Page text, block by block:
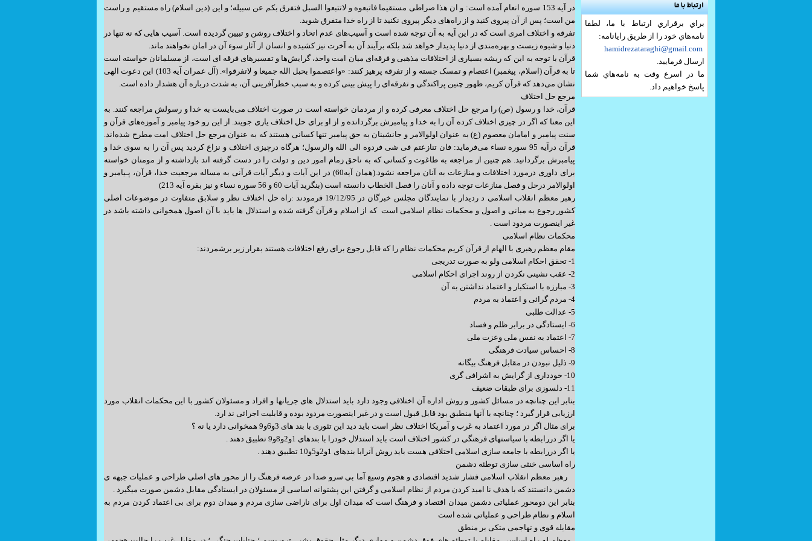
ارتباط با ما
براي برقراري ارتباط با ما، لطفا
نامه‌هاي خود را از طريق رايانامه:
hamidrezataraghi@gmail.com
ارسال فرماييد.
ما در اسرع وقت به نامه‌هاي شما
پاسخ خواهيم داد.
در آیه 153 سوره انعام آمده است: و ان هذا صراطی مستقیما فاتبعوه و لاتتبعوا السبل فتفرق بکم عن سبیله؛ و این (دین اسلام) راه مستقیم و راست
من است؛ پس از آن پیروی کنید و از راه‌های دیگر پیروی نکنید تا از راه خدا متفرق شوید.
تفرقه و اختلاف امری است که در این آیه به آن توجه شده است و آسیب‌های عدم اتحاد و اختلاف روشن و تبیین گردیده است. آسیب هایی که نه تنها در
دنیا و شیوه زیست و بهره‌مندی از دنیا پدیدار خواهد شد بلکه برآیند آن به آخرت نیز کشیده و انسان از آثار سوء آن در امان نخواهند ماند.
قرآن با توجه به این که ریشه بسیاری از اختلافات مذهبی و فرقه‌ای میان امت واحد، گرایش‌ها و تفسیرهای فرقه ای است، از مسلمانان خواسته است
تا به قرآن (اسلام، پیغمبر) اعتصام و تمسک جسته و از تفرقه پرهیز کنند: «واعتصموا بحبل الله جمیعا و لاتفرقوا». (آل عمران آیه 103) این دعوت الهی
نشان می‌‌دهد که قرآن کریم، ظهور چنین پراکندگی و تفرقه‌ای را پیش بینی کرده و به سبب خطرآفرینی آن، به شدت درباره آن هشدار داده است.
مرجع حل اختلاف
قرآن، خدا و رسول (ص) را مرجع حل اختلاف معرفی کرده و از مردمان خواسته است در صورت اختلاف می‌‌بایست به خدا و رسولش مراجعه کنند. به
این معنا که اگر در چیزی اختلاف کرده آن را به خدا و پیامبرش برگردانده و از او برای حل اختلاف یاری جویند. از این رو خود پیامبر و آموزه‌های قرآن و
سنت پیامبر و امامان معصوم (ع) به عنوان اولوالامر و جانشینان به حق پیامبر تنها کسانی هستند که به عنوان مرجع حل اختلاف امت مطرح شده‌اند.
قرآن درآیه 95 سوره نساء می‌‌فرماید: فان تنازعتم فی شی فردوه الی الله والرسول؛ هرگاه درچیزی اختلاف و نزاع کردید پس آن را به سوی خدا و
پیامبرش برگردانید. هم چنین از مراجعه به طاغوت و کسانی که به ناحق زمام امور دین و دولت را در دست گرفته اند بازداشته و از مومنان خواسته
برای داوری درمورد اختلافات و منازعات به آنان مراجعه نشود.(همان آیه60) در این آیات و دیگر آیات قرآنی به مساله مرجعیت خدا، قرآن، پـیامبر و
اولوالامر درحل و فصل منازعات توجه داده و آنان را فصل الخطاب دانسته است (بنگرید آیات 60 و 56 سوره نساء و نیز بقره آیه 213)
رهبر معظم انقلاب اسلامی د ردیدار با نمایندگان مجلس خبرگان در 19/12/95 فرمودند :راه حل اختلاف نظر و سلابق متفاوت در موضوعات اصلی
کشور رجوع به مبانی و اصول و محکمات نظام اسلامی است که از اسلام و قرآن گرفته شده و استدلال ها باید با آن اصول همخوانی داشته باشد در
غیر اینصورت مردود است .
محکمات نظام اسلامی
مقام معظم رهبری با الهام از قرآن کریم محکمات نظام را که قابل رجوع برای رفع اختلافات هستند بقرار زیر برشمردند:
1- تحقق احکام اسلامی ولو به صورت تدریجی
2- عقب نشینی نکردن از روند اجرای احکام اسلامی
3- مبارزه با استکبار و اعتماد نداشتن به آن
4- مردم گرائی و اعتماد به مردم
5- عدالت طلبی
6- ایستادگی در برابر ظلم و فساد
7- اعتماد به نفس ملی وعزت ملی
8- احساس سیادت فرهنگی
9- ذلیل نبودن در مقابل فرهنگ بیگانه
10- خودداری از گرایش به اشرافی گری
11- دلسوزی برای طبقات ضعیف
بنابر این چنانچه در مسائل کشور و روش اداره آن اختلافی وجود دارد باید استدلال های جریانها و افراد و مسئولان کشور با این محکمات انقلاب مورد
ارزیابی قرار گیرد ؛ چنانچه با آنها منطبق بود قابل قبول است و در غیر اینصورت مردود بوده و قابلیت اجرائی ند ارد.
برای مثال اگر در مورد اعتماد به غرب و آمریکا اختلاف نظر است باید دید این تئوری با بند های 3و6و9 همخوانی دارد یا نه ؟
یا اگر دررابطه با سیاستهای فرهنگی در کشور اختلاف است باید استدلال خودرا با بندهای 1و2و8و9 تطبیق دهند .
یا اگر دررابطه با جامعه سازی اسلامی اختلافی هست باید روش آنرابا بندهای 1و2و5و10 تطبیق دهند .
راه اساسی خنثی سازی توطئه دشمن
رهبر معظم انقلاب اسلامی فشار شدید اقتصادی و هجوم وسیع آما بی سرو صدا در عرصه فرهنگ را از محور های اصلی طراحی و عملیات جبهه ی
دشمن دانستند که با هدف نا امید کردن مردم از نظام اسلامی و گرفتن این پشتوانه اساسی از مسئولان در ایستادگی مقابل دشمن صورت میگیرد .
بنابر این دومحور عملیاتی دشمن میدان اقتصاد و فرهنگ است که میدان اول برای ناراضی سازی مردم و میدان دوم برای بی اعتماد کردن مردم به
اسلام و نظام طراحی و عملیاتی شده است
مقابله قوی و تهاجمی متکی بر منطق